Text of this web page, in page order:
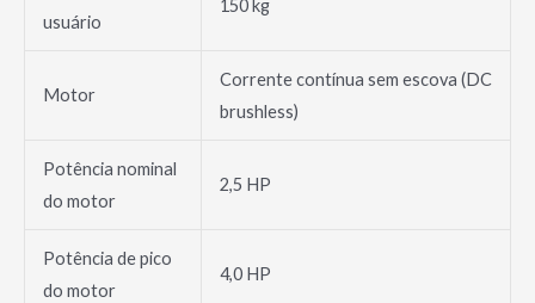
usuário
150 kg
Motor
Corrente contínua sem escova (DC
brushless)
Potência nominal
do motor
2,5 HP
Potência de pico
do motor
4,0 HP